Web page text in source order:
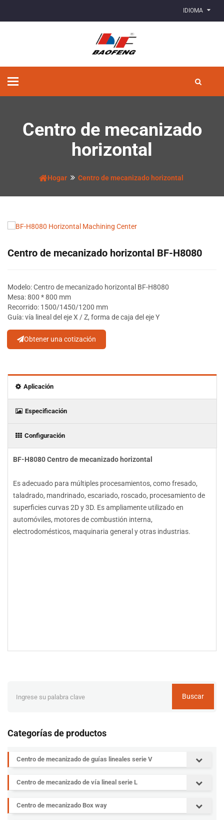
IDIOMA
Alternar
Centro de mecanizado
horizontal
Hogar Centro de mecanizado horizontal
Centro de mecanizado horizontal BF-H8080
Modelo: Centro de mecanizado horizontal BF-H8080
Mesa: 800 * 800 mm
Recorrido: 1500/1450/1200 mm
Guía: vía lineal del eje X / Z, forma de caja del eje Y
Obtener una cotización
Aplicación
Especificación
Configuración
BF-H8080 Centro de mecanizado horizontal
Es adecuado para múltiples procesamientos, como fresado,
taladrado, mandrinado, escariado, roscado, procesamiento de
superficies curvas 2D y 3D. Es ampliamente utilizado en
automóviles, motores de combustión interna,
electrodomésticos, maquinaria general y otras industrias.
Buscar
Categorías de productos
Centro de mecanizado de guías lineales serie V
Centro de mecanizado de vía lineal serie L
Centro de mecanizado Box way